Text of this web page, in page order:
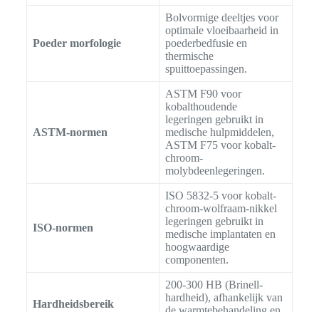
Poeder morfologie
Bolvormige deeltjes voor
optimale vloeibaarheid in
poederbedfusie en
thermische
spuittoepassingen.
ASTM-normen
ASTM F90 voor
kobalthoudende
legeringen gebruikt in
medische hulpmiddelen,
ASTM F75 voor kobalt-
chroom-
molybdeenlegeringen.
ISO-normen
ISO 5832-5 voor kobalt-
chroom-wolfraam-nikkel
legeringen gebruikt in
medische implantaten en
hoogwaardige
componenten.
Hardheidsbereik
200-300 HB (Brinell-
hardheid), afhankelijk van